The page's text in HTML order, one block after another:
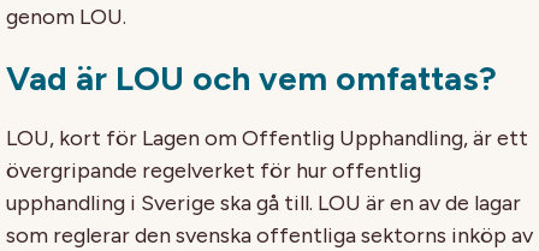
genom LOU.
Vad är LOU och vem omfattas?
LOU, kort för Lagen om Offentlig Upphandling, är ett
övergripande regelverket för hur offentlig
upphandling i Sverige ska gå till. LOU är en av de lagar
som reglerar den svenska offentliga sektorns inköp av